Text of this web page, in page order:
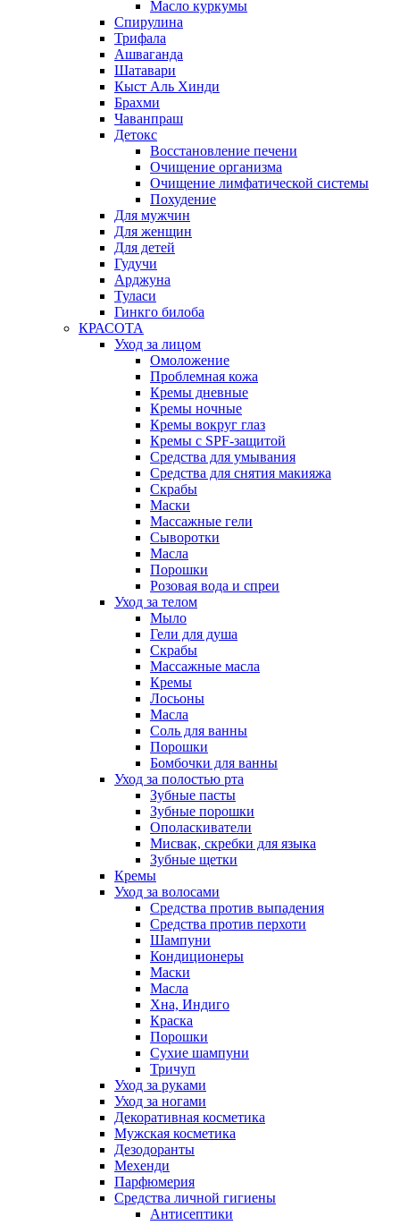
Масло куркумы
Спирулина
Трифала
Ашваганда
Шатавари
Кыст Аль Хинди
Брахми
Чаванпраш
Детокс
Восстановление печени
Очищение организма
Очищение лимфатической системы
Похудение
Для мужчин
Для женщин
Для детей
Гудучи
Арджуна
Туласи
Гинкго билоба
КРАСОТА
Уход за лицом
Омоложение
Проблемная кожа
Кремы дневные
Кремы ночные
Кремы вокруг глаз
Кремы с SPF-защитой
Средства для умывания
Средства для снятия макияжа
Скрабы
Маски
Массажные гели
Сыворотки
Масла
Порошки
Розовая вода и спреи
Уход за телом
Мыло
Гели для душа
Скрабы
Массажные масла
Кремы
Лосьоны
Масла
Соль для ванны
Порошки
Бомбочки для ванны
Уход за полостью рта
Зубные пасты
Зубные порошки
Ополаскиватели
Мисвак, скребки для языка
Зубные щетки
Кремы
Уход за волосами
Средства против выпадения
Средства против перхоти
Шампуни
Кондиционеры
Маски
Масла
Хна, Индиго
Краска
Порошки
Сухие шампуни
Тричуп
Уход за руками
Уход за ногами
Декоративная косметика
Мужская косметика
Дезодоранты
Мехенди
Парфюмерия
Средства личной гигиены
Антисептики